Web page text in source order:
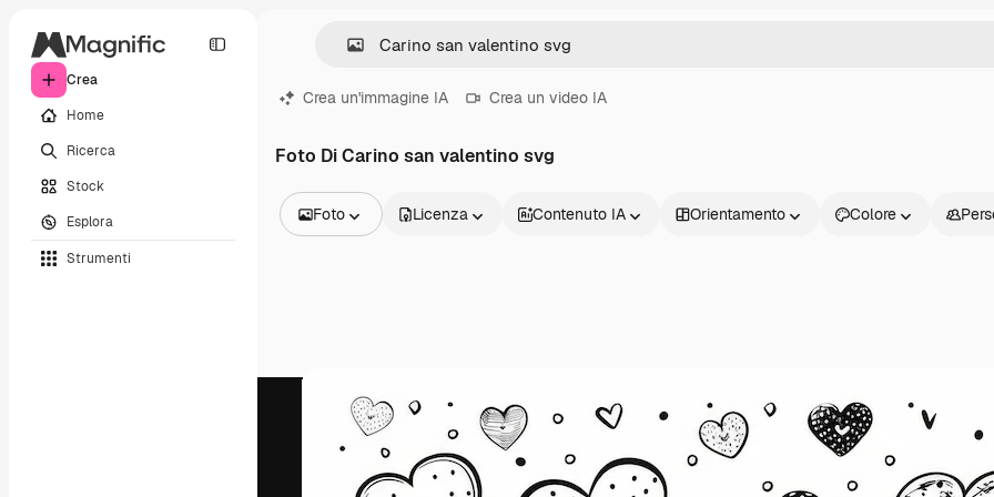
Crea
Home
Ricerca
Stock
Esplora
Strumenti
Crea un'immagine IA Crea un video IA
Foto Di Carino san valentino svg
Foto
Video
Clip video
Motion graphic
Modelli di video
Licenza Contenuto IA Orientamento Colore
Prodotti Inizia